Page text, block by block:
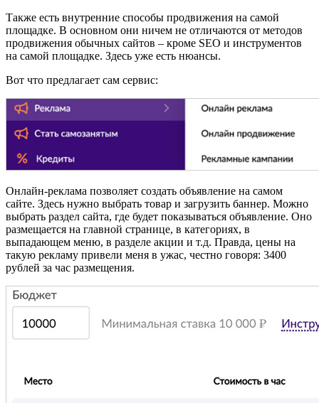
Также есть внутренние способы продвижения на самой
площадке. В основном они ничем не отличаются от методов
продвижения обычных сайтов – кроме SEO и инструментов
на самой площадке. Здесь уже есть нюансы.
Вот что предлагает сам сервис:
Онлайн-реклама позволяет создать объявление на самом
сайте. Здесь нужно выбрать товар и загрузить баннер. Можно
выбрать раздел сайта, где будет показываться объявление. Оно
размещается на главной странице, в категориях, в
выпадающем меню, в разделе акции и т.д. Правда, цены на
такую рекламу привели меня в ужас, честно говоря: 3400
рублей за час размещения.